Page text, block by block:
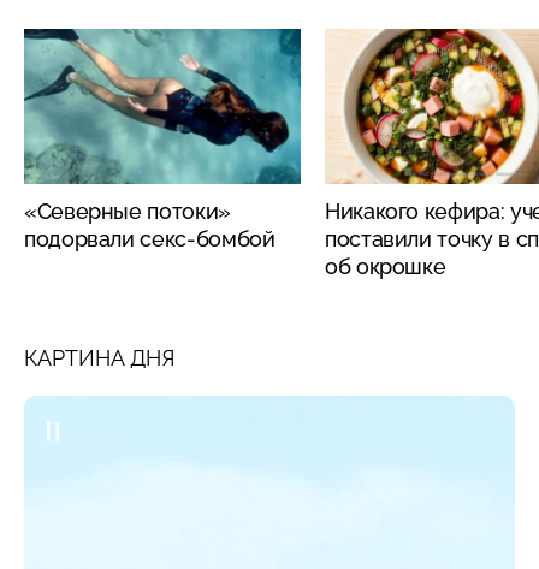
«Северные потоки»
подорвали секс-бомбой
Никакого кефира:
поставили точку в
об окрошке
КАРТИНА ДНЯ